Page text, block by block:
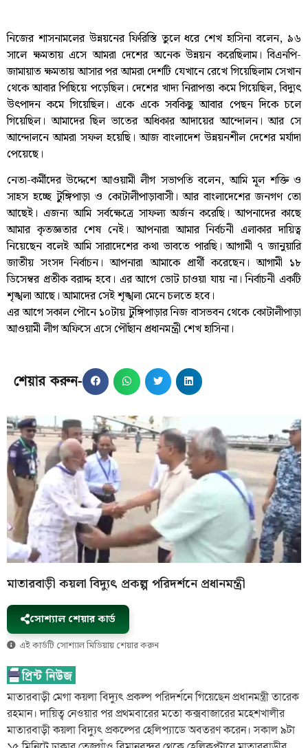
নিজের শাসনামলের উন্নয়নের ফিরিস্তি তুলে ধরে শেখ হাসিনা বলেন, ৯৬
সালে ক্ষমতায় এসে আমরা দেশের অনেক উন্নয়ন করেছিলাম। বিএনপি-
জামায়াত ক্ষমতায় আসার পর আমরা দেশটি যেখানে রেখে গিয়েছিলাম সেখান
থেকে আবার পিছিয়ে পড়েছিল। দেশের খাদ্য নিরাপত্তা কমে গিয়েছিল, বিদ্যুৎ
উৎপাদন কমে গিয়েছিল। একে একে সবকিছু আবার পেছন দিকে চলে
গিয়েছিল। আমাদের ছিল ভাতের অধিকার আদায়ের আন্দোলন। আর সে
আন্দোলনে আমরা সফল হয়েছি। আজ বাংলাদেশ উন্নয়নশীল দেশের মর্যাদা
পেয়েছে।
নেতা-কর্মীদের উদ্দেশে আওয়ামী লীগ সভাপতি বলেন, আমি মূল শক্তি ও
সাহস হচ্ছে টুঙ্গিপাড়া ও কোটালীপাড়াবাসী। আর বাংলাদেশের জনগণ তো
আছেই। এজন্য আমি সর্বক্ষেত্রে সাফল্য অর্জন করেছি। আপনাদের কাছে
আমার কৃতজ্ঞতার শেষ নেই। আপনারা আমার নির্বচনী এলাকার দায়িত্ব
নিয়েছেন বলেই আমি সারাদেশের কথা ভাবতে পারছি। আগামী ৭ জানুয়ারি
জাতীয় সংসদ নির্বাচন। আপনারা আমাকে প্রার্থী করেছেন। আগামী ১৮
ডিসেম্বর প্রতীক বরাদ্দ হবে। এর আগে ভোট চাওয়া যায় না। নির্বাচনী একটি
শৃঙ্খলা আছে। আমাদের সেই শৃঙ্খলা মেনে চলতে হবে।
এর আগে সকাল পৌনে ১০টায় টুঙ্গিপাড়ার নিজ বাসভবন থেকে কোটালীপাড়া
আওয়ামী লীগ অফিসে এসে পৌঁছান প্রধানমন্ত্রী শেখ হাসিনা।
শেয়ার করুন-
মাতারবাড়ী কয়লা বিদ্যুৎ প্রকল্প পরিদর্শনে প্রধানমন্ত্রী
সোশ্যাল শেয়ার কার্ড
এই কার্ডটি সোশ্যাল মিডিয়ায় শেয়ার করুন
মাতারবাড়ী মেগা কয়লা বিদ্যুৎ প্রকল্প পরিদর্শনে গিয়েছেন প্রধানমন্ত্রী তারেক
রহমান। দায়িত্ব নেওয়ার পর প্রথমবারের মতো কক্সবাজারের মহেশখালীর
মাতারবাড়ী কয়লা বিদ্যুৎ প্রকল্পের হেলিপ্যাডে অবতরণ করেন। সকাল ৯টা